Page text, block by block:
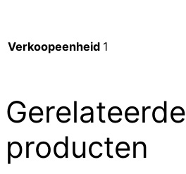
Verkoopeenheid 1
Gerelateerde
producten